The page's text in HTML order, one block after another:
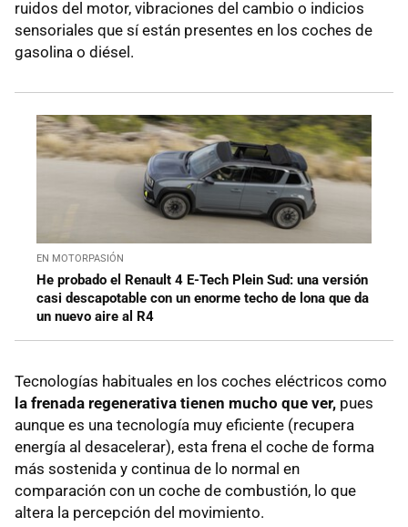
ruidos del motor, vibraciones del cambio o indicios
sensoriales que sí están presentes en los coches de
gasolina o diésel.
EN MOTORPASIÓN
He probado el Renault 4 E-Tech Plein Sud: una versión
casi descapotable con un enorme techo de lona que da
un nuevo aire al R4
Tecnologías habituales en los coches eléctricos como
la frenada regenerativa tienen mucho que ver, pues
aunque es una tecnología muy eficiente (recupera
energía al desacelerar), esta frena el coche de forma
más sostenida y continua de lo normal en
comparación con un coche de combustión, lo que
altera la percepción del movimiento.